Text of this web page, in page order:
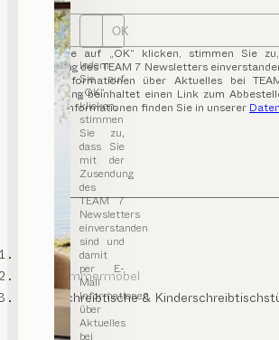
OK
Indem
Sie auf
„OK“
klicken,
stimmen
Sie zu,
dass Sie
mit der
Zusendung
des
TEAM 7
Newsletters
einverstanden
sind und
damit
per E-
Mail
Informationen
über
Aktuelles
bei
Indem Sie auf „OK“ klicken, stimmen Sie
Zusendung des TEAM 7 Newsletters
E-Mail Informationen über Aktuelles bei
Aussendung beinhaltet einen Link zum
Weitere Informationen finden Sie in unserer
TEAM 7
Kinderzimmermöbel
Kinderschreibtische &